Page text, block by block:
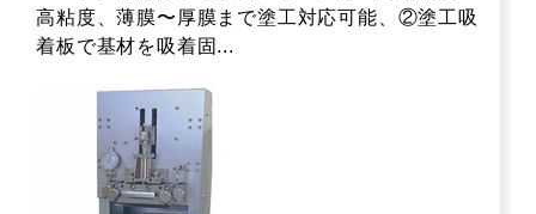
高粘度、薄膜〜厚膜まで塗工対応可能、②塗工吸
着板で基材を吸着固...